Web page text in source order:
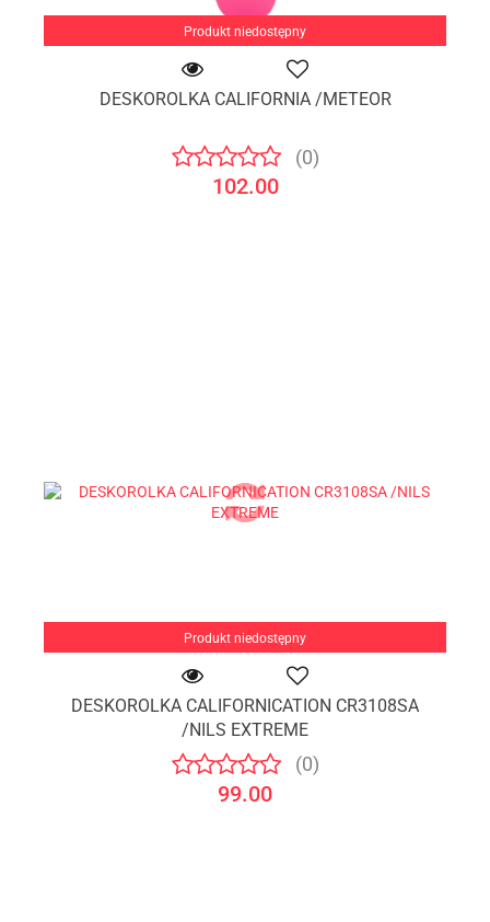
Produkt niedostępny
DESKOROLKA CALIFORNIA /METEOR
(0)
102.00
Produkt niedostępny
DESKOROLKA CALIFORNICATION CR3108SA
/NILS EXTREME
(0)
99.00